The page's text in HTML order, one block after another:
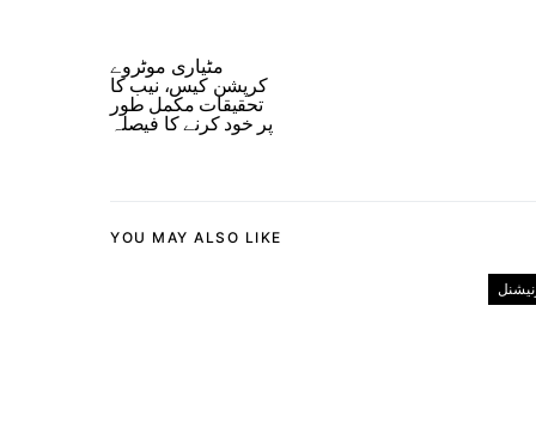
مٹیاری موٹروے
کرپشن کیس، نیب کا
تحقیقات مکمل طور
پر خود کرنے کا فیصلہ
YOU MAY ALSO LIKE